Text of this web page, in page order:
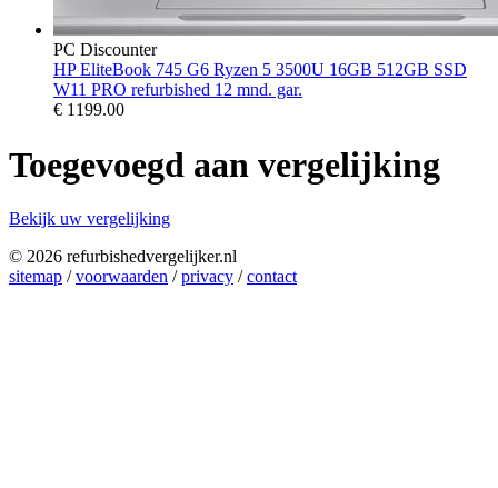
PC Discounter
HP EliteBook 745 G6 Ryzen 5 3500U 16GB 512GB SSD
W11 PRO refurbished 12 mnd. gar.
€ 1199.00
Toegevoegd aan vergelijking
Bekijk uw vergelijking
© 2026 refurbishedvergelijker.nl
sitemap /voorwaarden /privacy /contact